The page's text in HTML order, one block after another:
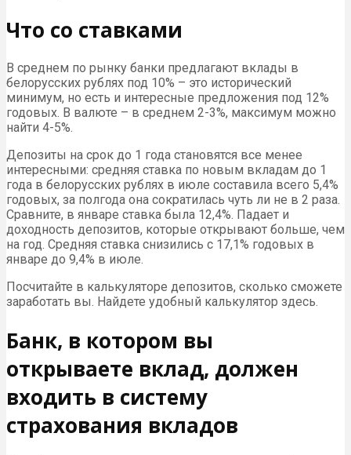
Что со ставками
В среднем по рынку банки предлагают вклады в
белорусских рублях под 10% – это исторический
минимум, но есть и интересные предложения под 12%
годовых. В валюте – в среднем 2-3%, максимум можно
найти 4-5%.
Депозиты на срок до 1 года становятся все менее
интересными: средняя ставка по новым вкладам до 1
года в белорусских рублях в июле составила всего 5,4%
годовых, за полгода она сократилась чуть ли не в 2 раза.
Сравните, в январе ставка была 12,4%. Падает и
доходность депозитов, которые открывают больше, чем
на год. Средняя ставка снизились с 17,1% годовых в
январе до 9,4% в июле.
Посчитайте в калькуляторе депозитов, сколько сможете
заработать вы. Найдете удобный калькулятор здесь.
Банк, в котором вы
открываете вклад, должен
входить в систему
страхования вкладов